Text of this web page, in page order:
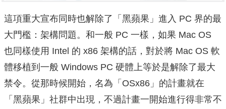
這項重大宣布同時也解除了「黑蘋果」進入 PC 界的最
大門檻：架構問題。和一般 PC 一樣，如果 Mac OS
也同樣使用 Intel 的 x86 架構的話，對於將 Mac OS 軟
體移植到一般 Windows PC 硬體上等於是解除了最大
禁令。從那時候開始，名為「OSx86」的計畫就在
「黑蘋果」社群中出現，不過計畫一開始進行得非常不